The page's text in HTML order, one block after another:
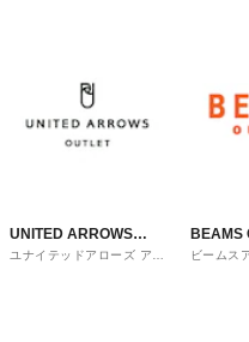
UNITED ARROWS
OUTLET
ユナイテッドアローズ アウ
BEAMS
ビームス